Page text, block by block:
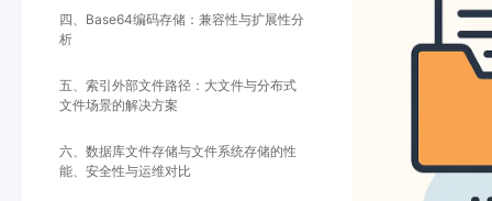
四、Base64编码存储：兼容性与扩展性分
析
五、索引外部文件路径：大文件与分布式
文件场景的解决方案
六、数据库文件存储与文件系统存储的性
能、安全性与运维对比